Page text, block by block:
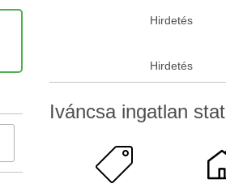
Iváncsa ingatlan